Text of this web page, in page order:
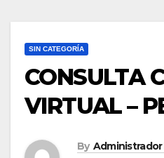
SIN CATEGORÍA
CONSULTA
VIRTUAL –
By